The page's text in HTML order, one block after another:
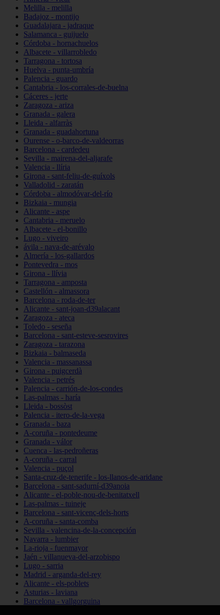
Melilla - melilla
Badajoz - montijo
Guadalajara - jadraque
Salamanca - guijuelo
Córdoba - hornachuelos
Albacete - villarrobledo
Tarragona - tortosa
Huelva - punta-umbría
Palencia - guardo
Cantabria - los-corrales-de-buelna
Cáceres - jerte
Zaragoza - ariza
Granada - galera
Lleida - alfarràs
Granada - guadahortuna
Ourense - o-barco-de-valdeorras
Barcelona - cardedeu
Sevilla - mairena-del-aljarafe
Valencia - llíria
Girona - sant-feliu-de-guíxols
Valladolid - zaratán
Córdoba - almodóvar-del-río
Bizkaia - mungia
Alicante - aspe
Cantabria - meruelo
Albacete - el-bonillo
Lugo - viveiro
ávila - nava-de-arévalo
Almería - los-gallardos
Pontevedra - mos
Girona - llívia
Tarragona - amposta
Castellón - almassora
Barcelona - roda-de-ter
Alicante - sant-joan-d39alacant
Zaragoza - ateca
Toledo - seseña
Barcelona - sant-esteve-sesrovires
Zaragoza - tarazona
Bizkaia - balmaseda
Valencia - massanassa
Girona - puigcerdà
Valencia - petrés
Palencia - carrión-de-los-condes
Las-palmas - haría
Lleida - bossòst
Palencia - itero-de-la-vega
Granada - baza
A-coruña - pontedeume
Granada - válor
Cuenca - las-pedroñeras
A-coruña - carral
Valencia - puçol
Santa-cruz-de-tenerife - los-llanos-de-aridane
Barcelona - sant-sadurní-d39anoia
Alicante - el-poble-nou-de-benitatxell
Las-palmas - tuineje
Barcelona - sant-vicenç-dels-horts
A-coruña - santa-comba
Sevilla - valencina-de-la-concepción
Navarra - lumbier
La-rioja - fuenmayor
Jaén - villanueva-del-arzobispo
Lugo - sarria
Madrid - arganda-del-rey
Alicante - els-poblets
Asturias - laviana
Barcelona - vallgorguina